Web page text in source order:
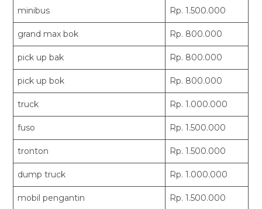
minibus Rp. 1.500.000
grand max bok Rp. 800.000
pick up bak Rp. 800.000
pick up bok Rp. 800.000
truck Rp. 1.000.000
fuso Rp. 1.500.000
tronton Rp. 1.500.000
dump truck Rp. 1.000.000
mobil pengantin Rp. 1.500.000